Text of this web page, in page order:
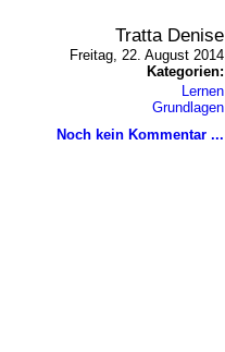
Tratta Denise
Freitag, 22. August 2014
Kategorien:
Lernen
Grundlagen
Noch kein Kommentar ...